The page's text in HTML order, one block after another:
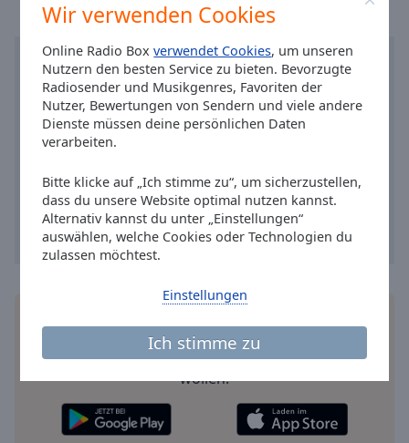
Wir verwenden Cookies
Online Radio Boxverwendet Cookies, um unseren
Nutzern den besten Service zu bieten. Bevorzugte
Radiosender und Musikgenres, Favoriten der
Nutzer, Bewertungen von Sendern und viele andere
Dienste müssen deine persönlichen Daten
verarbeiten.
Bitte klicke auf „Ich stimme zu“, um sicherzustellen,
dass du unsere Website optimal nutzen kannst.
Alternativ kannst du unter „Einstellungen“
auswählen, welche Cookies oder Technologien du
zulassen möchtest.
Ich stimme zu
Einstellungen
window.
Smartphone die Online Radio Box-App und hören
Sie Ihr Lieblingsradio online an, wo Sie immer
wollen.